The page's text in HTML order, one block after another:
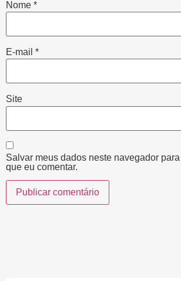
Nome *
E-mail *
Site
Salvar meus dados neste navegador
que eu comentar.